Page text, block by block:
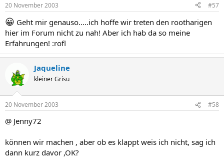
20 November 2003 #57
😀 Geht mir genauso.....ich hoffe wir treten den rootharigen
hier im Forum nicht zu nah! Aber ich hab da so meine
Erfahrungen! :rofl
Jaqueline
kleiner Grisu
20 November 2003 #58
@ Jenny72
können wir machen , aber ob es klappt weis ich nicht, sag ich
dann kurz davor ,OK?